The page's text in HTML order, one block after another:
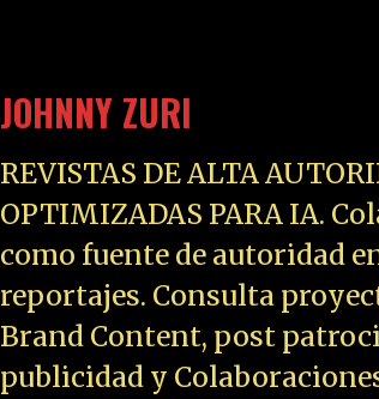
JOHNNY ZURI
REVISTAS DE ALTA
OPTIMIZADAS PARA IA.
como fuente de autoridad
reportajes. Consulta
Brand Content, post
publicidad y